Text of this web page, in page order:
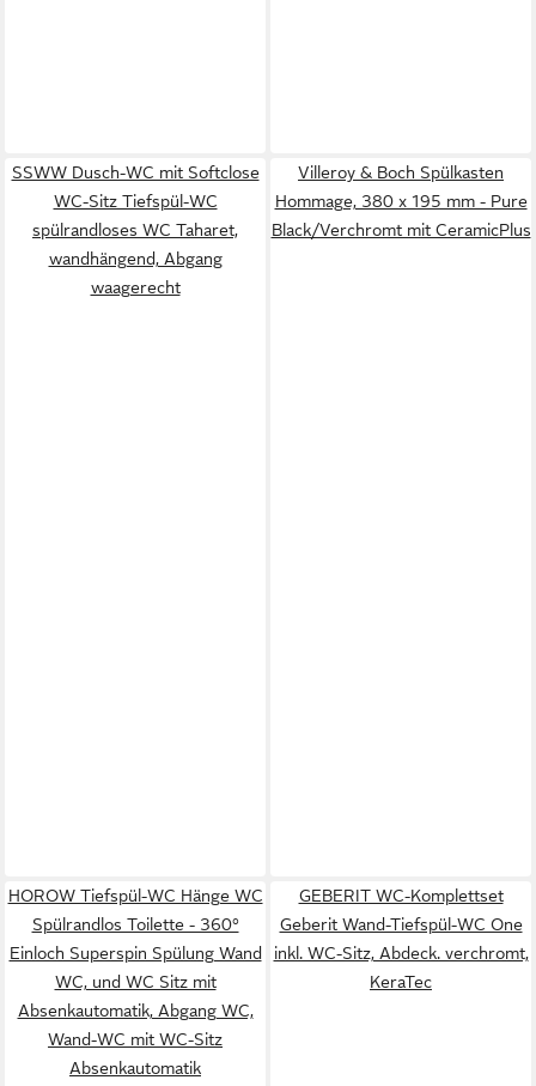
SSWW Dusch-WC mit Softclose
WC-Sitz Tiefspül-WC
spülrandloses WC Taharet,
wandhängend, Abgang
waagerecht
Villeroy & Boch Spülkasten
Hommage, 380 x 195 mm - Pure
Black/Verchromt mit CeramicPlus
HOROW Tiefspül-WC Hänge WC
Spülrandlos Toilette - 360°
Einloch Superspin Spülung Wand
WC, und WC Sitz mit
Absenkautomatik, Abgang WC,
Wand-WC mit WC-Sitz
Absenkautomatik
GEBERIT WC-Komplettset
Geberit Wand-Tiefspül-WC One
inkl. WC-Sitz, Abdeck. verchromt,
KeraTec